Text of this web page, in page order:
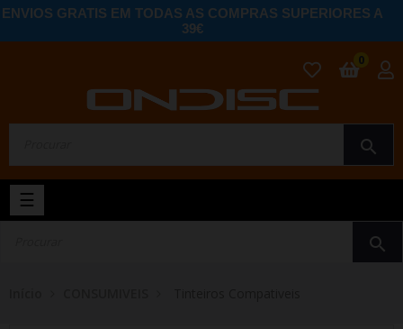
ENVIOS GRATIS EM TODAS AS COMPRAS SUPERIORES A
39€
search
0
Toggle
navigation
☰
search